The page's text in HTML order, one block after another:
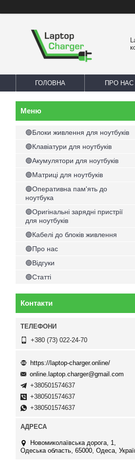
ГОЛОВНА ПРО НАС
🟢Блоки живлення для ноутбуків
🟢Клавіатури для ноутбуків
🟢Акумулятори для ноутбуків
🟢Матриці для ноутбуків
🟢Оперативна пам'ять до
ноутбука
🟢Оригінальні зарядні пристрії
для ноутбуків
🟢Кабелі до блоків живлення
🟢Про нас
🟢Відгуки
🟢Статті
Контакти
+380 (73) 022-24-70
https://laptop-charger.online/
online.laptop.charger@gmail.com
+380501574637
+380501574637
+380501574637
Новомиколаївська дорога, 1,
Одеська область, 65000, Одеса,